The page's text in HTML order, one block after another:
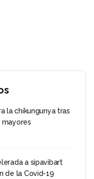
la chikungunya tras
a sipavibart
de la Covid-19